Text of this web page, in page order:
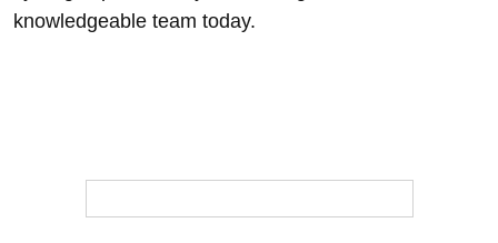
knowledgeable team today.